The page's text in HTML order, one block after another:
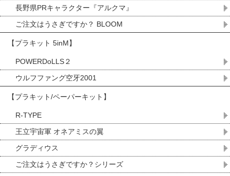
長野県PRキャラクター『アルクマ』
ご注文はうさぎですか？ BLOOM
【プラキット 5inM】
POWERDoLLS２
ウルフファング空牙2001
【プラキット/ペーパーキット】
R-TYPE
王立宇宙軍 オネアミスの翼
グラディウス
ご注文はうさぎですか？シリーズ